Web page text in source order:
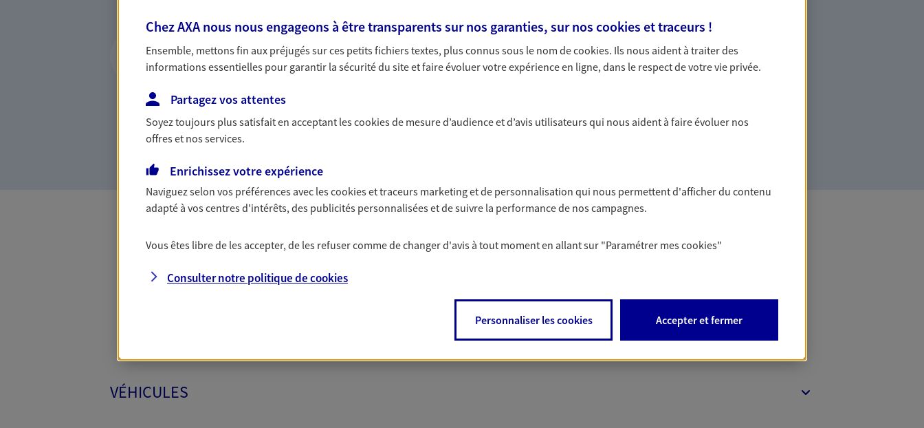
Vous accompagner dans la durée et la
confiance
votre vie, c'est ainsi que nous concevons notre métier : dans
la confiance et la proximité. C'est en apprenant à vous
connaître que nous proposons de meilleures solutions.
Accompagner les professionnels et les
entreprises
votre activité, vos collaborateurs... mais aussi vous-même et
Toutes nos offres Assurance & Banque
PRO & ENTREPRISES
VÉHICULES
Chez AXA nous nous engageons à être transparents sur nos garanties, sur nos cookies et traceurs !
Ensemble, mettons fin aux préjugés sur ces petits fichiers textes, plus connus sous le nom decookies. Ils nous aident à traiter des
informations essentielles pour garantir la sécurité du site et faire évoluer votre expérience en ligne, dans le respect de votre vie privée.
Partagez vos attentes
Soyez toujours plus satisfait en acceptant lescookiesde mesure d’audience et d’avis utilisateurs qui nous aident à faire évoluer nos
offres et nos services.
Enrichissez votre expérience
Naviguez selon vos préférences avec lescookies et traceurs marketing et de personnalisation qui nous permettent d'afficher du contenu
adapté à vos centres d'intérêts, des publicités personnalisées et de suivre la performance de nos campagnes.
Vous êtes libre de les accepter, de les refuser comme de changer d'avis à tout moment en allant sur "Paramétrer mescookies"
Consulter notre politique decookies
Personnaliser les cookies Accepter et fermer